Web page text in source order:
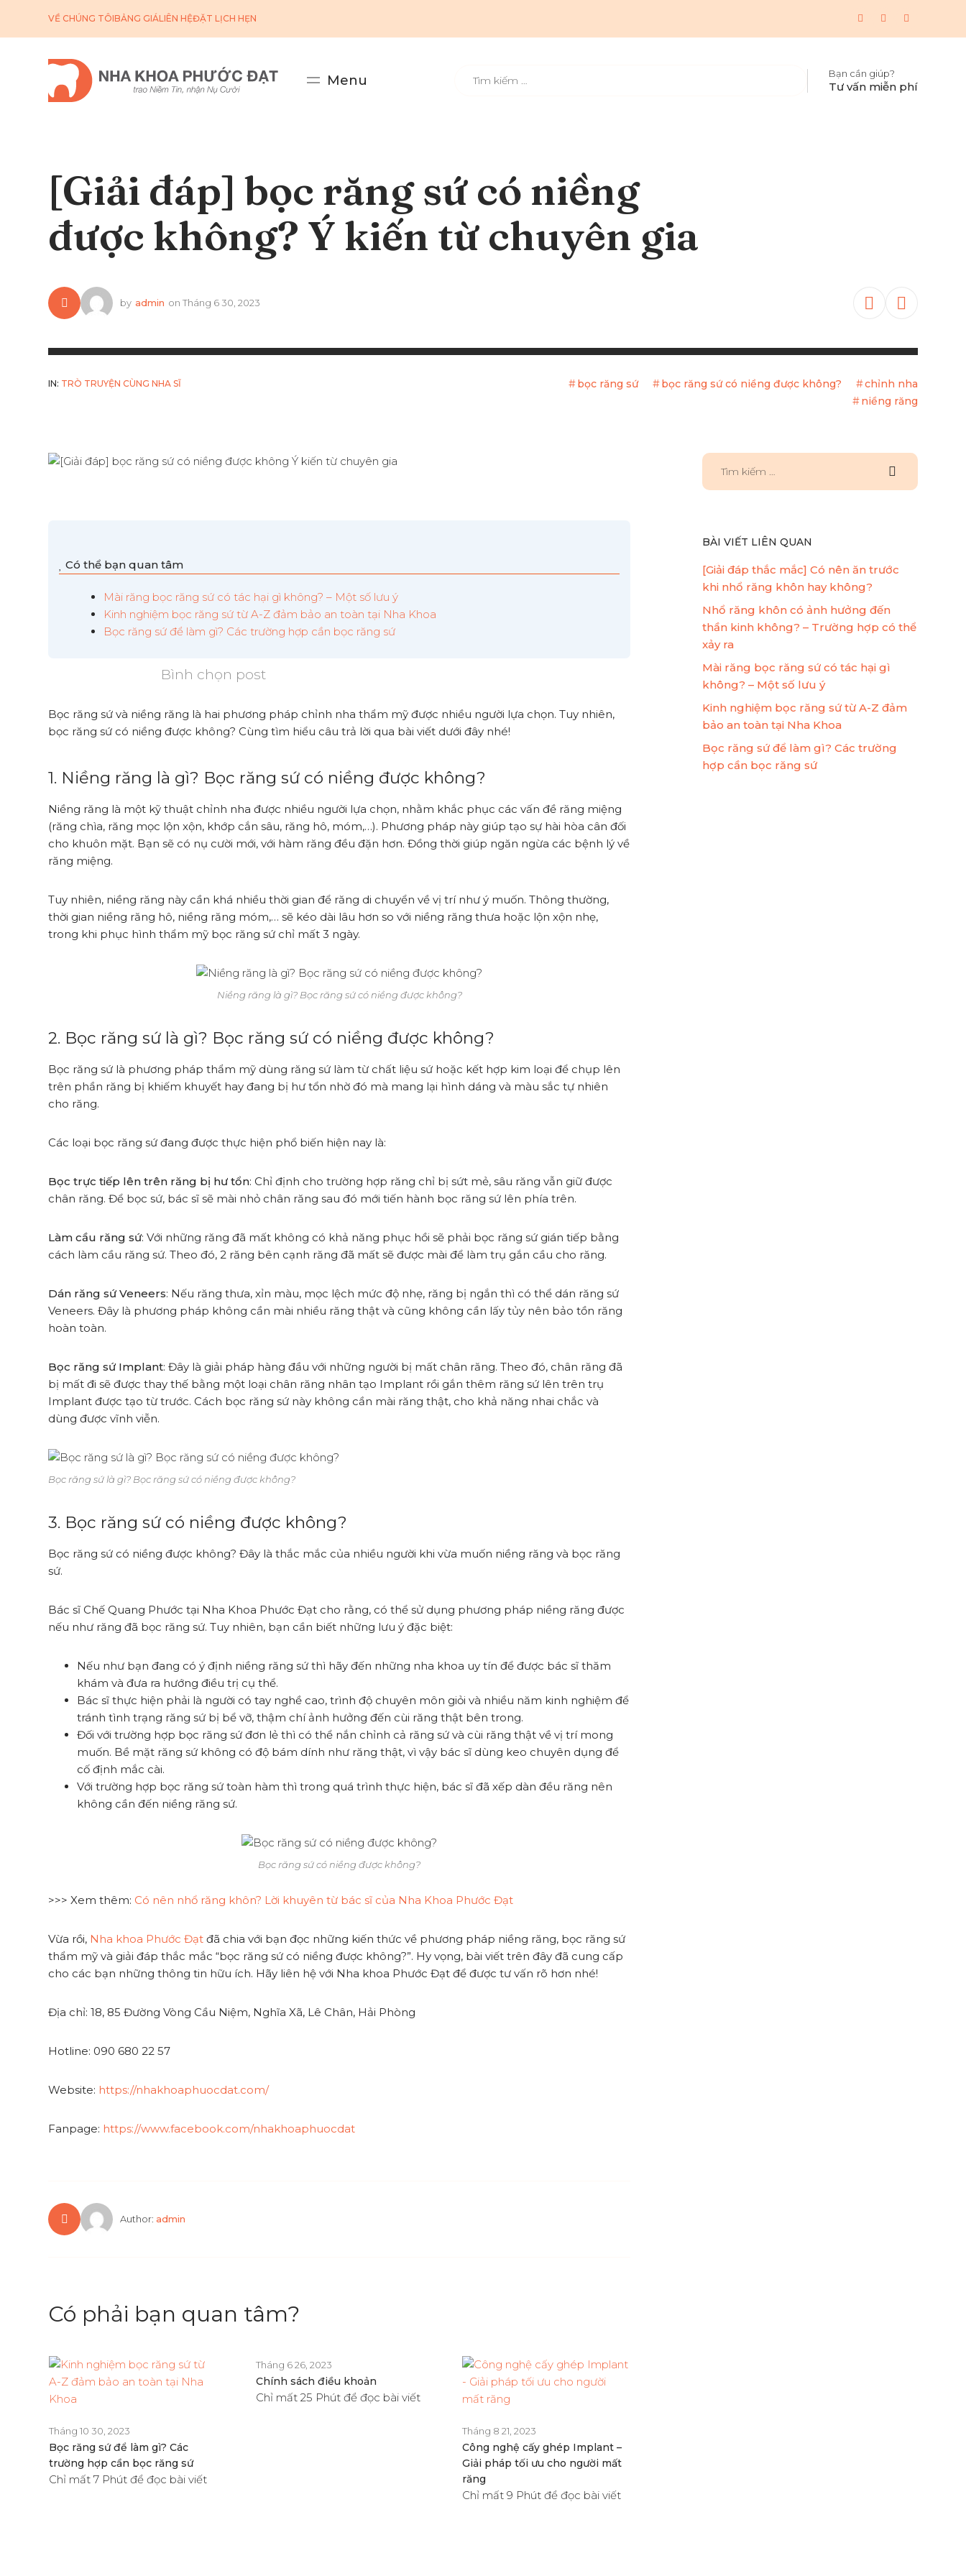
VỀ CHÚNG TÔIBẢNG GIÁLIÊN HỆĐẶT LỊCH HẸN
Menu Bạn cần giúp?
Tư vấn miễn phí
[Giải đáp] bọc răng sứ có niềng
được không? Ý kiến từ chuyên gia
by admin on Tháng 6 30, 2023
IN: TRÒ TRUYỆN CÙNG NHA SĨ bọc răng sứ bọc răng sứ có niềng được không?
chỉnh nha
niềng răng
Có thể bạn quan tâm
Mài răng bọc răng sứ có tác hại gì không? – Một số lưu ý
Kinh nghiệm bọc răng sứ từ A-Z đảm bảo an toàn tại Nha Khoa
Bọc răng sứ để làm gì? Các trường hợp cần bọc răng sứ
Bình chọn post
Bọc răng sứ và niềng răng là hai phương pháp chỉnh nha thẩm mỹ được nhiều người lựa chọn. Tuy nhiên,
bọc răng sứ có niềng được không? Cùng tìm hiểu câu trả lời qua bài viết dưới đây nhé!
1. Niềng răng là gì? Bọc răng sứ có niềng được không?
Niềng răng là một kỹ thuật chỉnh nha được nhiều người lựa chọn, nhằm khắc phục các vấn đề răng miệng
(răng chìa, răng mọc lộn xộn, khớp cắn sâu, răng hô, móm,…). Phương pháp này giúp tạo sự hài hòa cân đối
cho khuôn mặt. Bạn sẽ có nụ cười mới, với hàm răng đều đặn hơn. Đồng thời giúp ngăn ngừa các bệnh lý về
răng miệng.
Tuy nhiên, niềng răng này cần khá nhiều thời gian để răng di chuyển về vị trí như ý muốn. Thông thường,
thời gian niềng răng hô, niềng răng móm,… sẽ kéo dài lâu hơn so với niềng răng thưa hoặc lộn xộn nhẹ,
trong khi phục hình thẩm mỹ bọc răng sứ chỉ mất 3 ngày.
Niềng răng là gì? Bọc răng sứ có niềng được không?
2. Bọc răng sứ là gì? Bọc răng sứ có niềng được không?
Bọc răng sứ là phương pháp thẩm mỹ dùng răng sứ làm từ chất liệu sứ hoặc kết hợp kim loại để chụp lên
trên phần răng bị khiếm khuyết hay đang bị hư tổn nhờ đó mà mang lại hình dáng và màu sắc tự nhiên
cho răng.
Các loại bọc răng sứ đang được thực hiện phổ biến hiện nay là:
Bọc trực tiếp lên trên răng bị hư tổn: Chỉ định cho trường hợp răng chỉ bị sứt mẻ, sâu răng vẫn giữ được
chân răng. Để bọc sứ, bác sĩ sẽ mài nhỏ chân răng sau đó mới tiến hành bọc răng sứ lên phía trên.
Làm cầu răng sứ: Với những răng đã mất không có khả năng phục hồi sẽ phải bọc răng sứ gián tiếp bằng
cách làm cầu răng sứ. Theo đó, 2 răng bên cạnh răng đã mất sẽ được mài để làm trụ gắn cầu cho răng.
Dán răng sứ Veneers: Nếu răng thưa, xỉn màu, mọc lệch mức độ nhẹ, răng bị ngắn thì có thể dán răng sứ
Veneers. Đây là phương pháp không cần mài nhiều răng thật và cũng không cần lấy tủy nên bảo tồn răng
hoàn toàn.
Bọc răng sứ Implant: Đây là giải pháp hàng đầu với những người bị mất chân răng. Theo đó, chân răng đã
bị mất đi sẽ được thay thế bằng một loại chân răng nhân tạo Implant rồi gắn thêm răng sứ lên trên trụ
Implant được tạo từ trước. Cách bọc răng sứ này không cần mài răng thật, cho khả năng nhai chắc và
dùng được vĩnh viễn.
Bọc răng sứ là gì? Bọc răng sứ có niềng được không?
3. Bọc răng sứ có niềng được không?
Bọc răng sứ có niềng được không? Đây là thắc mắc của nhiều người khi vừa muốn niềng răng và bọc răng
sứ.
Bác sĩ Chế Quang Phước tại Nha Khoa Phước Đạt cho rằng, có thể sử dụng phương pháp niềng răng được
nếu như răng đã bọc răng sứ. Tuy nhiên, bạn cần biết những lưu ý đặc biệt:
Nếu như bạn đang có ý định niềng răng sứ thì hãy đến những nha khoa uy tín để được bác sĩ thăm
khám và đưa ra hướng điều trị cụ thể.
Bác sĩ thực hiện phải là người có tay nghề cao, trình độ chuyên môn giỏi và nhiều năm kinh nghiệm để
tránh tình trạng răng sứ bị bể vỡ, thậm chí ảnh hưởng đến cùi răng thật bên trong.
Đối với trường hợp bọc răng sứ đơn lẻ thì có thể nắn chỉnh cả răng sứ và cùi răng thật về vị trí mong
muốn. Bề mặt răng sứ không có độ bám dính như răng thật, vì vậy bác sĩ dùng keo chuyên dụng để
cố định mắc cài.
Với trường hợp bọc răng sứ toàn hàm thì trong quá trình thực hiện, bác sĩ đã xếp dàn đều răng nên
không cần đến niềng răng sứ.
Bọc răng sứ có niềng được không?
>>> Xem thêm: Có nên nhổ răng khôn? Lời khuyên từ bác sĩ của Nha Khoa Phước Đạt
Vừa rồi, Nha khoa Phước Đạt đã chia với bạn đọc những kiến thức về phương pháp niềng răng, bọc răng sứ
thẩm mỹ và giải đáp thắc mắc “bọc răng sứ có niềng được không?”. Hy vọng, bài viết trên đây đã cung cấp
cho các bạn những thông tin hữu ích. Hãy liên hệ với Nha khoa Phước Đạt để được tư vấn rõ hơn nhé!
Địa chỉ: 18, 85 Đường Vòng Cầu Niệm, Nghĩa Xã, Lê Chân, Hải Phòng
Hotline: 090 680 22 57
Website: https://nhakhoaphuocdat.com/
Fanpage: https://www.facebook.com/nhakhoaphuocdat
Author: admin
Có phải bạn quan tâm?
Tháng 10 30, 2023
Bọc răng sứ để làm gì? Các
trường hợp cần bọc răng sứ
Chỉ mất 7 Phút để đọc bài viết
Tháng 6 26, 2023
Chính sách điều khoản
Chỉ mất 25 Phút để đọc bài viết
Tháng 8 21, 2023
Công nghệ cấy ghép Implant –
Giải pháp tối ưu cho người mất
răng
Chỉ mất 9 Phút để đọc bài viết
BÀI VIẾT LIÊN QUAN
[Giải đáp thắc mắc] Có nên ăn trước
khi nhổ răng khôn hay không?
Nhổ răng khôn có ảnh hưởng đến
thần kinh không? – Trường hợp có thể
xảy ra
Mài răng bọc răng sứ có tác hại gì
không? – Một số lưu ý
Kinh nghiệm bọc răng sứ từ A-Z đảm
bảo an toàn tại Nha Khoa
Bọc răng sứ để làm gì? Các trường
hợp cần bọc răng sứ